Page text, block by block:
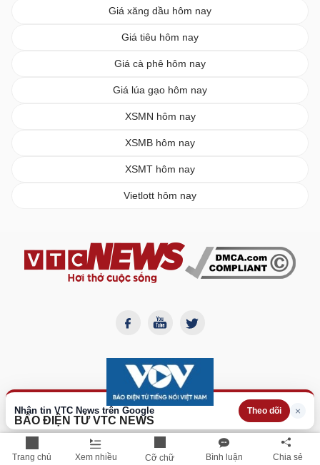
Trang chủ Xem nhiều Cỡ chữ Bình luận Chia sẻ
Nhận tin VTC News trên Google Theo dõi ×
Giá xăng dầu hôm nay
Giá tiêu hôm nay
Giá cà phê hôm nay
Giá lúa gạo hôm nay
XSMN hôm nay
XSMB hôm nay
XSMT hôm nay
Vietlott hôm nay
BÁO ĐIỆN TỬ VTC NEWS
Cơ quan chủ quản:
Đài Tiếng nói Việt Nam
Giấy phép Báo điện tử số382/GP-BTTTT do Bộ Thông